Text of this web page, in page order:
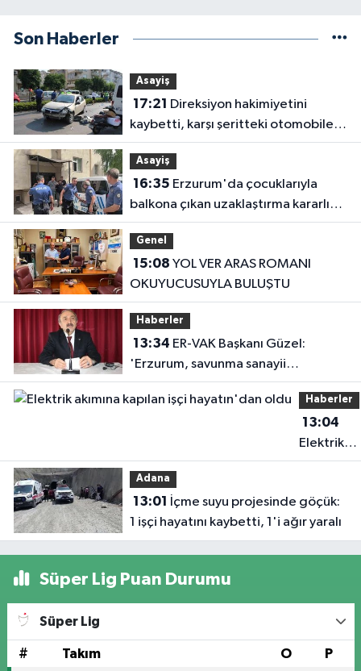
Son Haberler
Asayiş
17:21
kaybetti, karşı şeritteki otomobile
çarptı
Asayiş
16:35
balkona çıkan uzaklaştırma kararlı
koca ikna edildi
Genel
15:08
OKUYUCUSUYLA BULUŞTU
Haberler
13:34
'Erzurum, savunma sanayii
ekosistemine daha güçlü şekilde
dâhil edilmeli'
Haberler
13:04
Elektrik
akımına
oldu
Adana
13:01
1 işçi hayatını kaybetti, 1'i ağır yaralı
Süper Lig Puan Durumu
Süper Lig
# Takım O P